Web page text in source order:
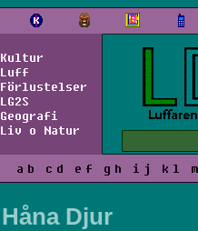
Kultur
Luff
Förlustelser
LG2S
Geografi
Liv o Natur
a b c d e f g h i j k l m
Håna Djur